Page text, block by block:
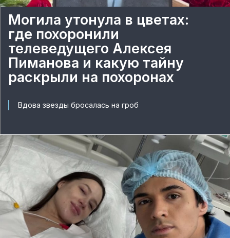
Могила утонула в цветах:
где похоронили
телеведущего Алексея
Пиманова и какую тайну
раскрыли на похоронах
Вдова звезды бросалась на гроб